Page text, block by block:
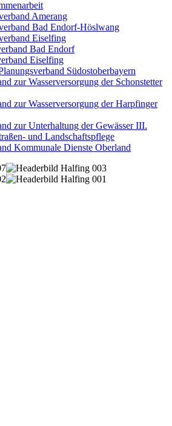
Amerang
Bad Endorf-Höslwang
Eiselfing
Bad Endorf
Eiselfing
Südostoberbayern
zur Wasserversorgung der Schonstetter
zur Wasserversorgung der Harpfinger
zur Unterhaltung der Gewässer III.
und Landschaftspflege
Kommunale Dienste Oberland